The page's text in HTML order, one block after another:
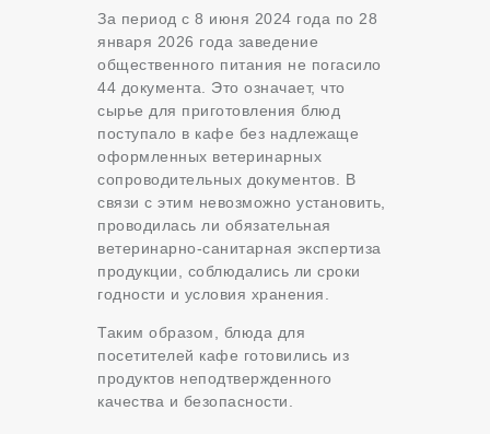
За период с 8 июня 2024 года по 28
января 2026 года заведение
общественного питания не погасило
44 документа. Это означает, что
сырье для приготовления блюд
поступало в кафе без надлежаще
оформленных ветеринарных
сопроводительных документов. В
связи с этим невозможно установить,
проводилась ли обязательная
ветеринарно-санитарная экспертиза
продукции, соблюдались ли сроки
годности и условия хранения.
Таким образом, блюда для
посетителей кафе готовились из
продуктов неподтвержденного
качества и безопасности.